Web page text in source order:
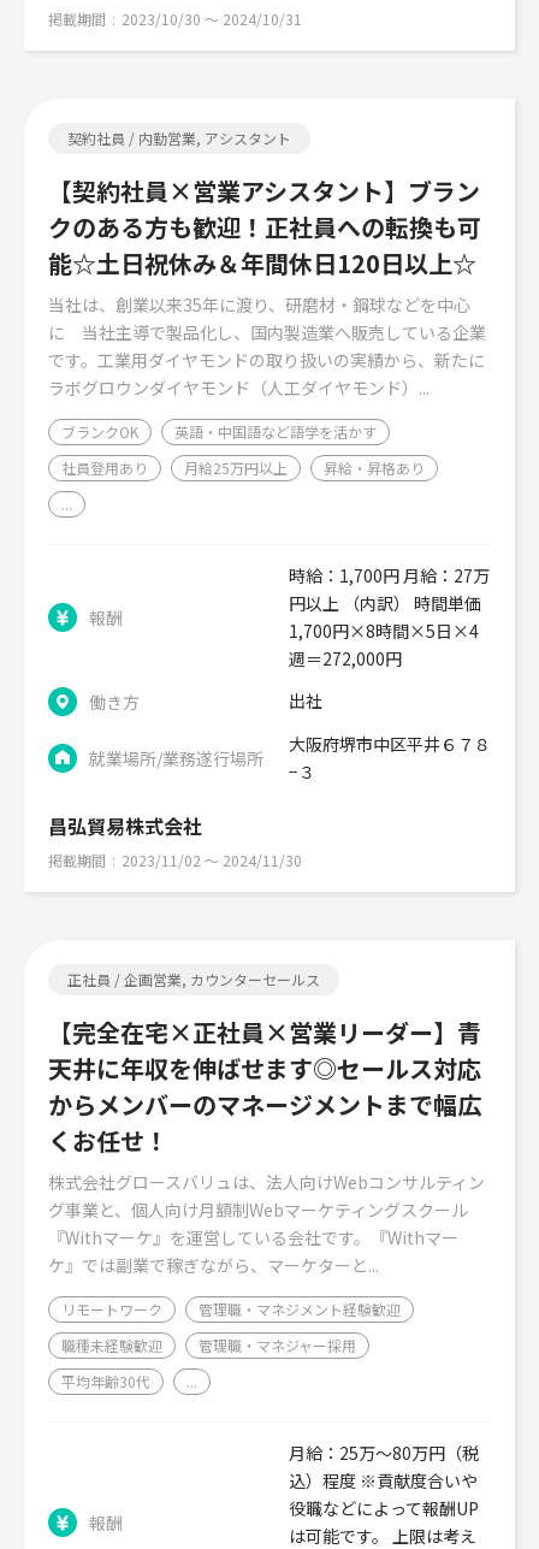
掲載期間 2023/10/30 〜 2024/10/31
契約社員 / 内勤営業, アシスタント
【契約社員×営業アシスタント】ブラン
クのある方も歓迎！正社員への転換も可
能☆土日祝休み＆年間休日120日以上☆
当社は、創業以来35年に渡り、研磨材・鋼球などを中心
に 当社主導で製品化し、国内製造業へ販売している企業
です。工業用ダイヤモンドの取り扱いの実績から、新たに
ラボグロウンダイヤモンド（人工ダイヤモンド）...
ブランクOK
英語・中国語など語学を活かす
社員登用あり
月給25万円以上
昇給・昇格あり
...
報酬
時給：1,700円 月給：27万
円以上 （内訳） 時間単価
1,700円×8時間×5日×4
週＝272,000円
働き方
出社
就業場所/業務遂行場所
大阪府堺市中区平井６７８
−３
昌弘貿易株式会社
掲載期間 2023/11/02 〜 2024/11/30
正社員 / 企画営業, カウンターセールス
【完全在宅×正社員×営業リーダー】青
天井に年収を伸ばせます◎セールス対応
からメンバーのマネージメントまで幅広
くお任せ！
株式会社グロースバリュは、法人向けWebコンサルティン
グ事業と、個人向け月額制Webマーケティングスクール
『Withマーケ』を運営している会社です。『Withマー
ケ』では副業で稼ぎながら、マーケターと...
リモートワーク
管理職・マネジメント経験歓迎
職種未経験歓迎
管理職・マネジャー採用
平均年齢30代
...
報酬
月給：25万〜80万円（税
込）程度 ※貢献度合いや
役職などによって報酬UP
は可能です。 上限は考え